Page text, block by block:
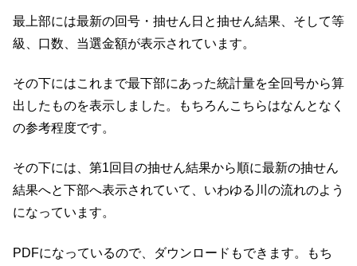
最上部には最新の回号・抽せん日と抽せん結果、そして等
級、口数、当選金額が表示されています。
その下にはこれまで最下部にあった統計量を全回号から算
出したものを表示しました。もちろんこちらはなんとなく
の参考程度です。
その下には、第1回目の抽せん結果から順に最新の抽せん
結果へと下部へ表示されていて、いわゆる川の流れのよう
になっています。
PDFになっているので、ダウンロードもできます。もち